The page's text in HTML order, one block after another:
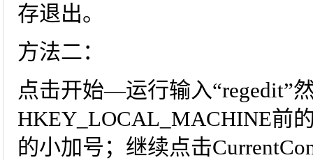
存退出。
方法二：
点击开始—运行输入“regedit”
HKEY_LOCAL_MACHINE前
的小加号；继续点击